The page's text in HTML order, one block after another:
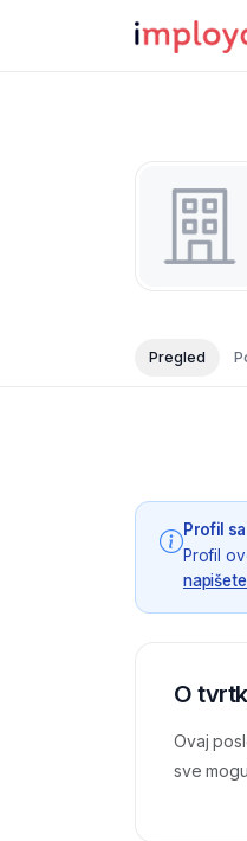
Pregled
Profil
Profil
O
Ovaj
sve